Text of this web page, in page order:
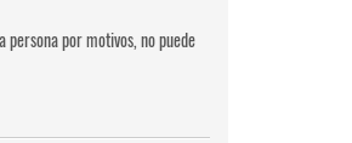
por motivos, no puede